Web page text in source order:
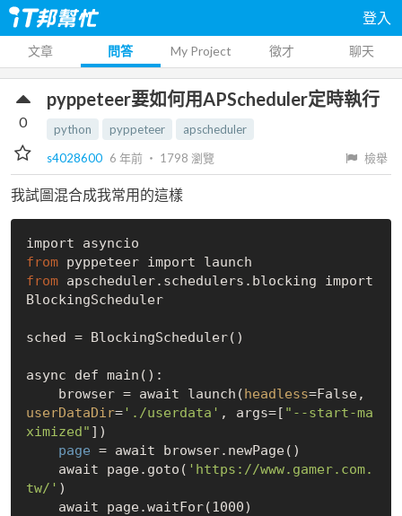
登入
文章 問答 My Project 徵才 聊天
pyppeteer要如何用APScheduler定時執行
python pyppeteer
apscheduler
s4028600 6 年前 ‧ 1798 瀏覽 檢舉
0
我試圖混合成我常用的這樣
from
from apscheduler.schedulers.blocking import
BlockingScheduler
sched = BlockingScheduler()
async def main():
    browser = await launch(
headless=False
userDataDir='./userdata' , args=[ "--start-ma
ximized" ])
page = await browser.newPage()
    await page.goto(
'https://www.gamer.com.
tw/' )